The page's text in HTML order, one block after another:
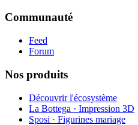
Communauté
Feed
Forum
Nos produits
Découvrir l'écosystème
La Bottega · Impression 3D
Sposi · Figurines mariage